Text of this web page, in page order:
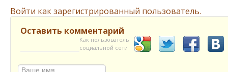
Войти как зарегистрированный пользователь.
Оставить комментарий
Как пользователь
социальной сети